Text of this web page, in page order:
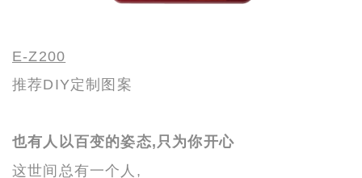
E-Z200
推荐DIY定制图案
也有人以百变的姿态,只为你开心
这世间总有一个人,